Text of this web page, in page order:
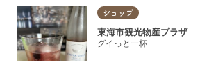
南知多町
寿司・うなぎ
中華・ラーメン
ショップ
東海市観光物産プラザ
グイっと一杯